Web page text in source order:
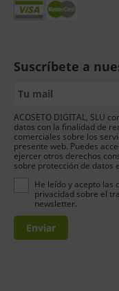
Suscríbete a
ACOSETO DIGITAL, SLU
datos con la finalidad de
comerciales sobre los
presente web. Puedes
ejercer otros derechos
sobre protección de datos
He leído y acepto las
privacidad sobre el
newsletter.
Enviar